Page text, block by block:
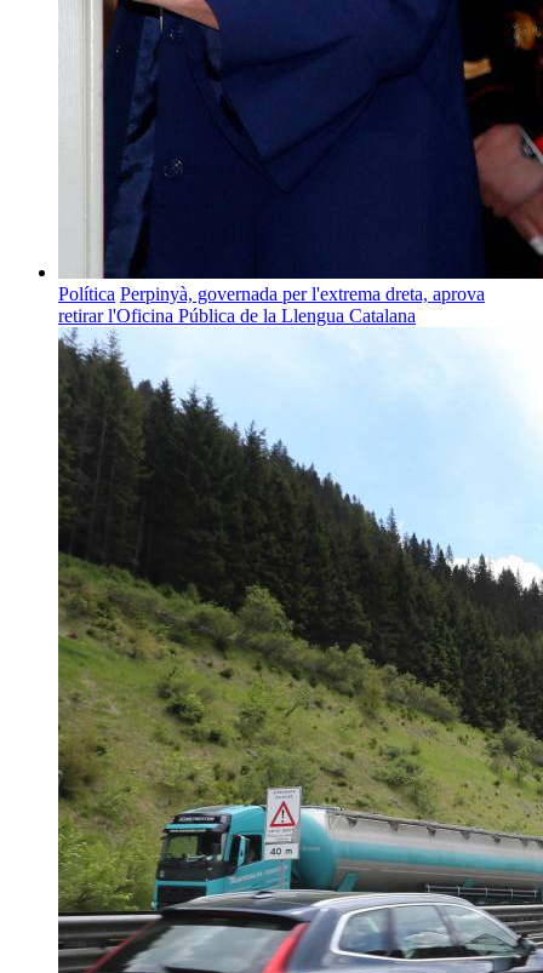
Política Perpinyà, governada per l'extrema dreta, aprova
retirar l'Oficina Pública de la Llengua Catalana